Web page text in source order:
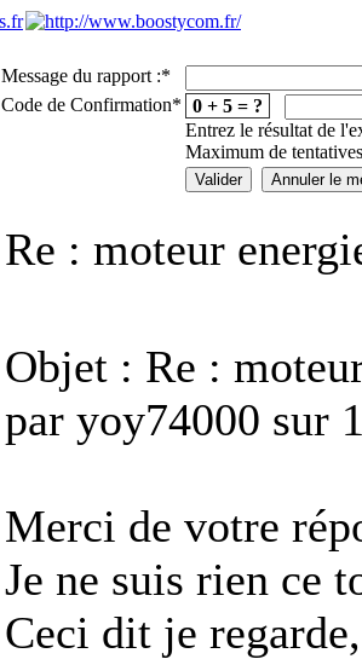
Message du rapport :*
Code de Confirmation* 0 + 5 = ?
Entrez le résultat de
Maximum de
Re : moteur
Objet : Re :
par yoy74000 sur
Merci de votre
Je ne suis rien ce
Ceci dit je